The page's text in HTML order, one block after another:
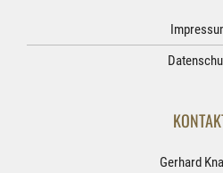
Gerhard